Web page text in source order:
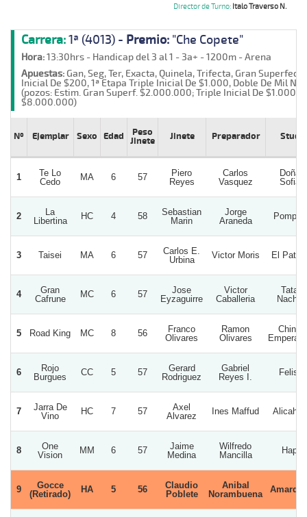
Director de Turno: Italo Traverso N.
Carrera:1ª (4013) - Premio: "Che Copete"
Hora:13:30hrs - Handicap del 3 al 1 - 3a+ - 1200m - Arena
Apuestas:Gan, Seg, Ter, Exacta, Quinela, Trifecta, Gran Superfecta
Inicial De $200, 1ª Etapa Triple Inicial De $1.000, Doble De Mil Nº 1
(pozos: Estim. Gran Superf. $2.000.000; Triple Inicial De $1.000
$8.000.000)
Nº Ejemplar Sexo Edad
Peso
Jinete
Jinete Preparador Stud
1
Te Lo
Cedo
MA 6 57
Piero
Reyes
Carlos
Vasquez
Doña
Sofia
2
La
Libertina
HC 4 58
Sebastian
Marin
Jorge
Araneda
Pompita
3 Taisei MA 6 57
Carlos E.
Urbina
Victor Moris El
4
Gran
Cafrune
MC 6 57
Jose
Eyzaguirre
Victor
Caballeria
Tata
Nacho
5 Road King MC 8 56
Franco
Olivares
Ramon
Olivares
Chino
6
Rojo
Burgues
CC 5 57
Gerard
Rodriguez
Gabriel
Reyes I.
Felisi
7
Jarra De
Vino
HC 7 57
Axel
Alvarez
Ines Maffud Alicahue
8
One
Vision
MM 6 57
Jaime
Medina
Wilfredo
Mancilla
Hap
9
Gocce
(Retirado)
HA 5 56
Claudio
Poblete
Anibal
Norambuena